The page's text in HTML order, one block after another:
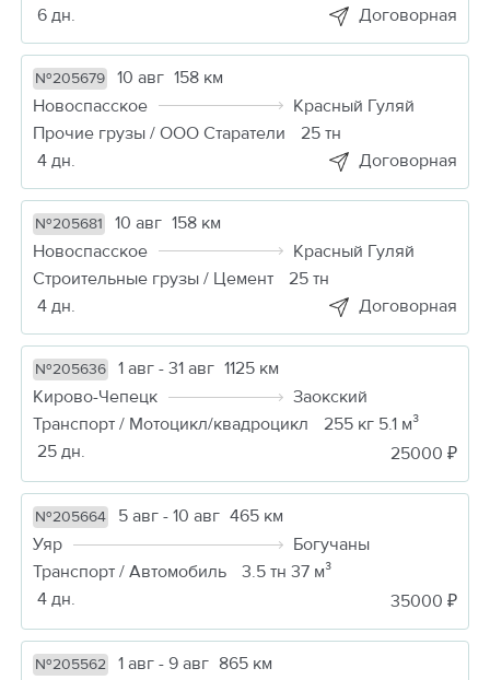
6 дн.
Договорная
№205679 10 авг 158 км
Новоспасское
Красный Гуляй
Прочие грузы / ООО Старатели
25 тн
4 дн.
Договорная
№205681 10 авг 158 км
Новоспасское
Красный Гуляй
Строительные грузы / Цемент
25 тн
4 дн.
Договорная
№205636 1 авг - 31 авг 1125 км
Кирово-Чепецк
Заокский
Транспорт / Мотоцикл/квадроцикл
255 кг 5.1 м³
25 дн.
25000 ₽
№205664 5 авг - 10 авг 465 км
Уяр
Богучаны
Транспорт / Автомобиль
3.5 тн 37 м³
4 дн.
35000 ₽
№205562 1 авг - 9 авг 865 км